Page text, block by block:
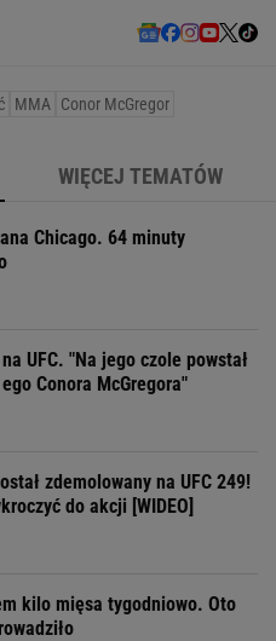
MMA Conor McGregor
WIĘCEJ TEMATÓW
Chicago. 64 minuty
UFC. "Na jego czole powstał
Conora McGregora"
zdemolowany na UFC 249!
do akcji [WIDEO]
kilo mięsa tygodniowo. Oto